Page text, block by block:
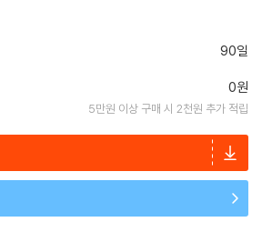
90일
0원
5만원 이상 구매 시 2천원 추가 적립